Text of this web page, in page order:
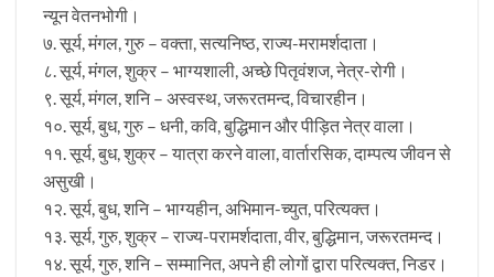
न्यून वेतनभोगी।
७. सूर्य, मंगल, गुरु – वक्ता, सत्यनिष्ठ, राज्य-मरामर्शदाता।
८. सूर्य, मंगल, शुक्र – भाग्यशाली, अच्छे पितृवंशज, नेत्र-रोगी।
९. सूर्य, मंगल, शनि – अस्वस्थ, जरूरतमन्द, विचारहीन।
१०. सूर्य, बुध, गुरु – धनी, कवि, बुद्धिमान और पीड़ित नेत्र वाला।
११. सूर्य, बुध, शुक्र – यात्रा करने वाला, वार्तारसिक, दाम्पत्य जीवन से
असुखी।
१२. सूर्य, बुध, शनि – भाग्यहीन, अभिमान-च्युत, परित्यक्त।
१३. सूर्य, गुरु, शुक्र – राज्य-परामर्शदाता, वीर, बुद्धिमान, जरूरतमन्द।
१४. सूर्य, गुरु, शनि – सम्मानित, अपने ही लोगों द्वारा परित्यक्त, निडर।